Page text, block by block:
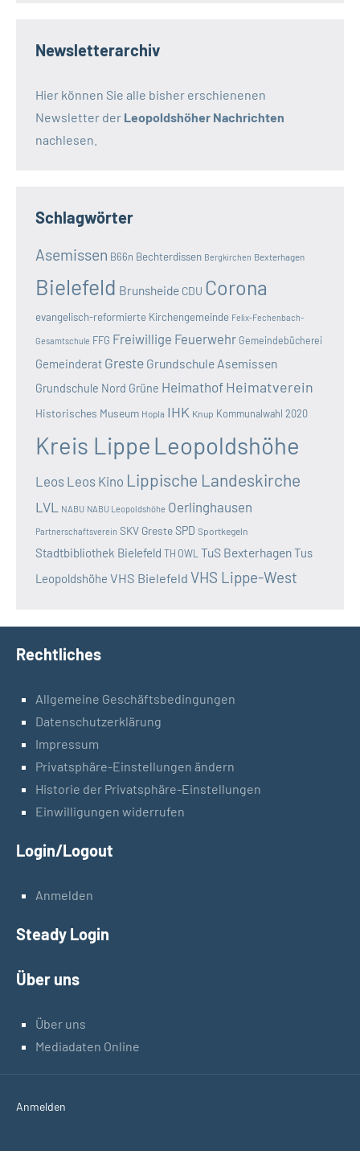
Newsletterarchiv
Hier können Sie alle bisher erschienenen
Newsletter der Leopoldshöher Nachrichten
nachlesen.
Schlagwörter
Asemissen B66n Bechterdissen Bergkirchen Bexterhagen
Bielefeld Brunsheide CDU Corona
evangelisch-reformierte Kirchengemeinde Felix-Fechenbach-
Gesamtschule FFG Freiwillige Feuerwehr Gemeindebücherei
Gemeinderat Greste Grundschule Asemissen
Grundschule Nord Grüne Heimathof Heimatverein
Historisches Museum Hopla IHK Knup Kommunalwahl 2020
Kreis Lippe Leopoldshöhe
Leos Leos Kino Lippische Landeskirche
LVL NABU NABU Leopoldshöhe Oerlinghausen
Partnerschaftsverein SKV GresteSPD Sportkegeln
Stadtbibliothek Bielefeld TH OWL TuS BexterhagenTus
Leopoldshöhe VHS Bielefeld VHS Lippe-West
Rechtliches
Allgemeine Geschäftsbedingungen
Datenschutzerklärung
Impressum
Privatsphäre-Einstellungen ändern
Historie der Privatsphäre-Einstellungen
Einwilligungen widerrufen
Login/Logout
Anmelden
Steady Login
Über uns
Über uns
Mediadaten Online
Anmelden